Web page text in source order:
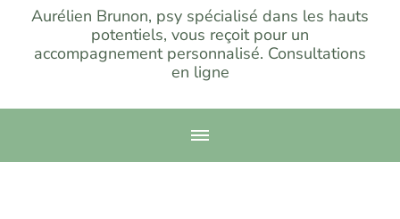
Aurélien Brunon, psy spécialisé dans les hauts
potentiels, vous reçoit pour un
accompagnement personnalisé. Consultations
en ligne